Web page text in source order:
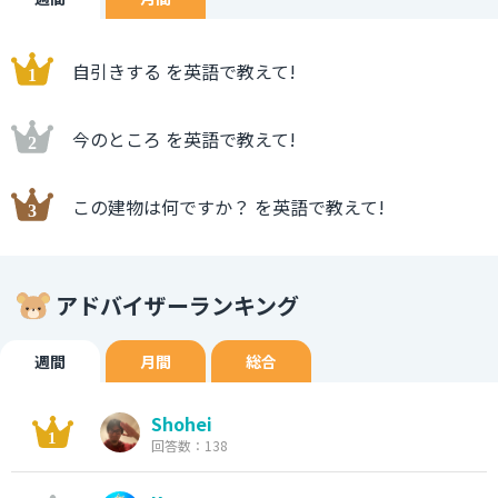
自引きする を英語で教えて!
今のところ を英語で教えて!
この建物は何ですか？ を英語で教えて!
アドバイザーランキング
週間 月間 総合
Shohei
回答数：138